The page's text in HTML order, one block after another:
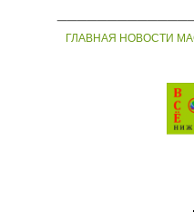
ГЛАВНАЯ НОВОСТИ